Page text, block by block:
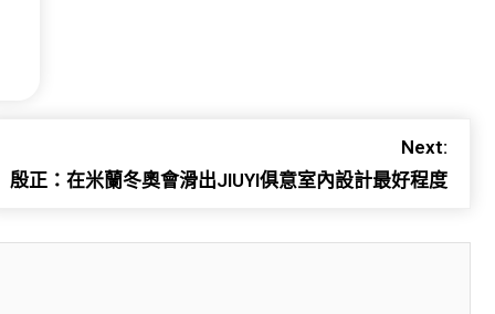
Next:
殷正：在米蘭冬奧會滑出JIUYI俱意室內設計最好程度